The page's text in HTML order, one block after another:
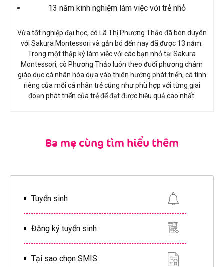
13 năm kinh nghiệm làm việc với trẻ nhỏ
Vừa tốt nghiệp đại học, cô Lã Thị Phương Thảo đã bén duyên
với Sakura Montessori và gắn bó đến nay đã được 13 năm.
Trong một thập kỷ làm việc với các bạn nhỏ tại Sakura
Montessori, cô Phương Thảo luôn theo đuổi phương châm
giáo dục cá nhân hóa dựa vào thiên hướng phát triển, cá tính
riêng của mỗi cá nhân trẻ cũng như phù hợp với từng giai
đoạn phát triển của trẻ để đạt được hiệu quả cao nhất.
Ba mẹ cùng tìm hiểu thêm
Tuyển sinh
Đăng ký tuyển sinh
Tại sao chọn SMIS